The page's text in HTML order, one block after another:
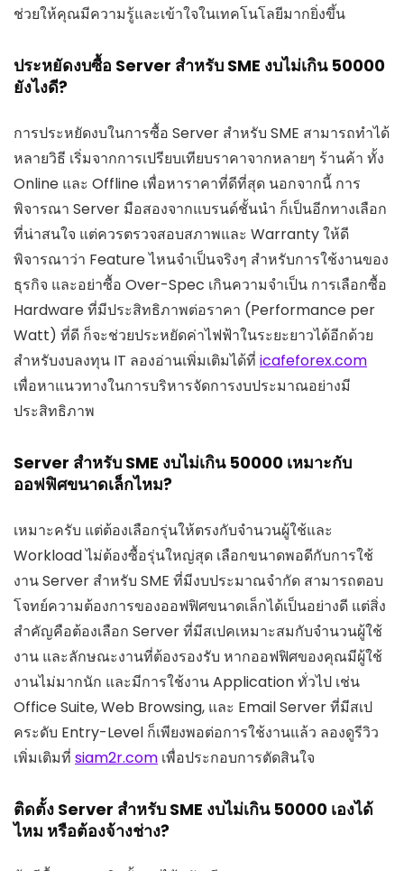
ช่วยให้คุณมีความรู้และเข้าใจในเทคโนโลยีมากยิ่งขึ้น
ประหยัดงบซื้อ Server สำหรับ SME งบไม่เกิน 50000
ยังไงดี?
การประหยัดงบในการซื้อ Server สำหรับ SME สามารถทำได้
หลายวิธี เริ่มจากการเปรียบเทียบราคาจากหลายๆ ร้านค้า ทั้ง
Online และ Offline เพื่อหาราคาที่ดีที่สุด นอกจากนี้ การ
พิจารณา Server มือสองจากแบรนด์ชั้นนำ ก็เป็นอีกทางเลือก
ที่น่าสนใจ แต่ควรตรวจสอบสภาพและ Warranty ให้ดี
พิจารณาว่า Feature ไหนจำเป็นจริงๆ สำหรับการใช้งานของ
ธุรกิจ และอย่าซื้อ Over-Spec เกินความจำเป็น การเลือกซื้อ
Hardware ที่มีประสิทธิภาพต่อราคา (Performance per
Watt) ที่ดี ก็จะช่วยประหยัดค่าไฟฟ้าในระยะยาวได้อีกด้วย
สำหรับงบลงทุน IT ลองอ่านเพิ่มเติมได้ที่ icafeforex.com
เพื่อหาแนวทางในการบริหารจัดการงบประมาณอย่างมี
ประสิทธิภาพ
Server สำหรับ SME งบไม่เกิน 50000 เหมาะกับ
ออฟฟิศขนาดเล็กไหม?
เหมาะครับ แต่ต้องเลือกรุ่นให้ตรงกับจำนวนผู้ใช้และ
Workload ไม่ต้องซื้อรุ่นใหญ่สุด เลือกขนาดพอดีกับการใช้
งาน Server สำหรับ SME ที่มีงบประมาณจำกัด สามารถตอบ
โจทย์ความต้องการของออฟฟิศขนาดเล็กได้เป็นอย่างดี แต่สิ่ง
สำคัญคือต้องเลือก Server ที่มีสเปคเหมาะสมกับจำนวนผู้ใช้
งาน และลักษณะงานที่ต้องรองรับ หากออฟฟิศของคุณมีผู้ใช้
งานไม่มากนัก และมีการใช้งาน Application ทั่วไป เช่น
Office Suite, Web Browsing, และ Email Server ที่มีสเป
คระดับ Entry-Level ก็เพียงพอต่อการใช้งานแล้ว ลองดูรีวิว
เพิ่มเติมที่ siam2r.com เพื่อประกอบการตัดสินใจ
ติดตั้ง Server สำหรับ SME งบไม่เกิน 50000 เองได้
ไหม หรือต้องจ้างช่าง?